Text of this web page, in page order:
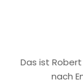
Das ist
nach